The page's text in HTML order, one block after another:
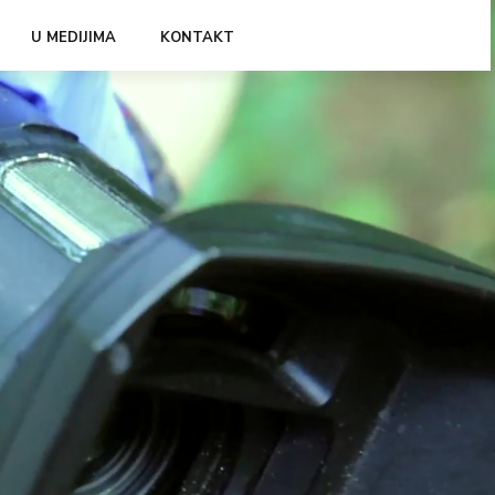
U MEDIJIMA KONTAKT